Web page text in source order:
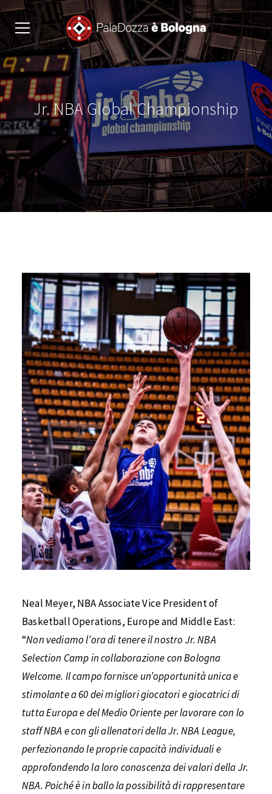
Jr. NBA Global Championship
Neal Meyer, NBA Associate Vice President of
Basketball Operations, Europe and Middle East:
“Non vediamo l’ora di tenere il nostro Jr. NBA
Selection Camp in collaborazione con Bologna
Welcome. Il campo fornisce un’opportunità unica e
stimolante a 60 dei migliori giocatori e giocatrici di
tutta Europa e del Medio Oriente per lavorare con lo
staff NBA e con gli allenatori della Jr. NBA League,
perfezionando le proprie capacità individuali e
approfondendo la loro conoscenza dei valori della Jr.
NBA. Poiché è in ballo la possibilità di rappresentare